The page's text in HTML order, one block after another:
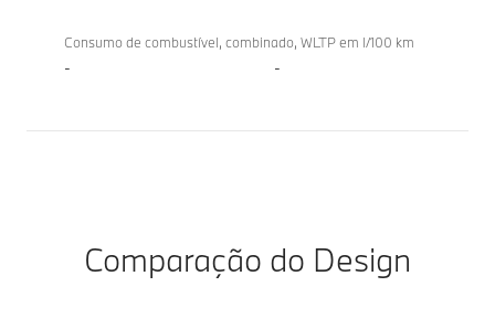
Consumo de combustível, combinado, WLTP em l/100 km
- -
Comparação do Design